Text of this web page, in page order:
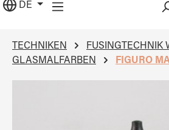
DE
TECHNIKEN
FUSINGTECHNIK
GLASMALFARBEN
FIGURO